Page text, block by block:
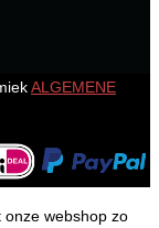
ALGEMENE
webshop zo